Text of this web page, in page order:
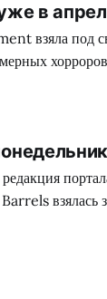
в
взяла под
сиквел
Outlast. С